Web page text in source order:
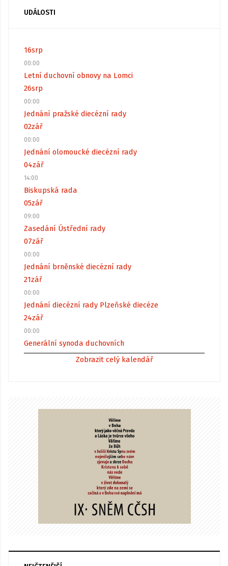
UDÁLOSTI
16srp
00:00
Letní duchovní obnovy na Lomci
26srp
00:00
Jednání pražské diecézní rady
02zář
00:00
Jednání olomoucké diecézní rady
04zář
14:00
Biskupská rada
05zář
09:00
Zasedání Ústřední rady
07zář
00:00
Jednání brněnské diecézní rady
21zář
00:00
Jednání diecézní rady Plzeňské diecéze
24zář
00:00
Generální synoda duchovních
Zobrazit celý kalendář